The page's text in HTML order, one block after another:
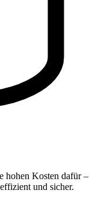
hohen Kosten dafür –
und sicher.